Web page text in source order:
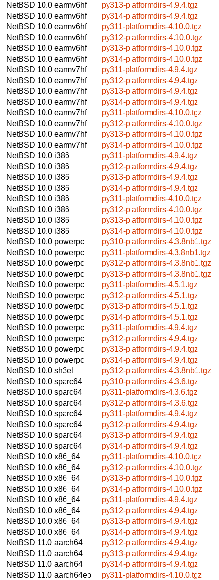
NetBSD 10.0 earmv6hf
py313-platformdirs-4.9.4.tgz
NetBSD 10.0 earmv6hf
py314-platformdirs-4.9.4.tgz
NetBSD 10.0 earmv6hf
py311-platformdirs-4.10.0.tgz
NetBSD 10.0 earmv6hf
py312-platformdirs-4.10.0.tgz
NetBSD 10.0 earmv6hf
py313-platformdirs-4.10.0.tgz
NetBSD 10.0 earmv6hf
py314-platformdirs-4.10.0.tgz
NetBSD 10.0 earmv7hf
py311-platformdirs-4.9.4.tgz
NetBSD 10.0 earmv7hf
py312-platformdirs-4.9.4.tgz
NetBSD 10.0 earmv7hf
py313-platformdirs-4.9.4.tgz
NetBSD 10.0 earmv7hf
py314-platformdirs-4.9.4.tgz
NetBSD 10.0 earmv7hf
py311-platformdirs-4.10.0.tgz
NetBSD 10.0 earmv7hf
py312-platformdirs-4.10.0.tgz
NetBSD 10.0 earmv7hf
py313-platformdirs-4.10.0.tgz
NetBSD 10.0 earmv7hf
py314-platformdirs-4.10.0.tgz
NetBSD 10.0 i386
py311-platformdirs-4.9.4.tgz
NetBSD 10.0 i386
py312-platformdirs-4.9.4.tgz
NetBSD 10.0 i386
py313-platformdirs-4.9.4.tgz
NetBSD 10.0 i386
py314-platformdirs-4.9.4.tgz
NetBSD 10.0 i386
py311-platformdirs-4.10.0.tgz
NetBSD 10.0 i386
py312-platformdirs-4.10.0.tgz
NetBSD 10.0 i386
py313-platformdirs-4.10.0.tgz
NetBSD 10.0 i386
py314-platformdirs-4.10.0.tgz
NetBSD 10.0 powerpc
py310-platformdirs-4.3.8nb1.tgz
NetBSD 10.0 powerpc
py311-platformdirs-4.3.8nb1.tgz
NetBSD 10.0 powerpc
py312-platformdirs-4.3.8nb1.tgz
NetBSD 10.0 powerpc
py313-platformdirs-4.3.8nb1.tgz
NetBSD 10.0 powerpc
py311-platformdirs-4.5.1.tgz
NetBSD 10.0 powerpc
py312-platformdirs-4.5.1.tgz
NetBSD 10.0 powerpc
py313-platformdirs-4.5.1.tgz
NetBSD 10.0 powerpc
py314-platformdirs-4.5.1.tgz
NetBSD 10.0 powerpc
py311-platformdirs-4.9.4.tgz
NetBSD 10.0 powerpc
py312-platformdirs-4.9.4.tgz
NetBSD 10.0 powerpc
py313-platformdirs-4.9.4.tgz
NetBSD 10.0 powerpc
py314-platformdirs-4.9.4.tgz
NetBSD 10.0 sh3el
py312-platformdirs-4.3.8nb1.tgz
NetBSD 10.0 sparc64
py310-platformdirs-4.3.6.tgz
NetBSD 10.0 sparc64
py311-platformdirs-4.3.6.tgz
NetBSD 10.0 sparc64
py312-platformdirs-4.3.6.tgz
NetBSD 10.0 sparc64
py311-platformdirs-4.9.4.tgz
NetBSD 10.0 sparc64
py312-platformdirs-4.9.4.tgz
NetBSD 10.0 sparc64
py313-platformdirs-4.9.4.tgz
NetBSD 10.0 sparc64
py314-platformdirs-4.9.4.tgz
NetBSD 10.0 x86_64
py311-platformdirs-4.10.0.tgz
NetBSD 10.0 x86_64
py312-platformdirs-4.10.0.tgz
NetBSD 10.0 x86_64
py313-platformdirs-4.10.0.tgz
NetBSD 10.0 x86_64
py314-platformdirs-4.10.0.tgz
NetBSD 10.0 x86_64
py311-platformdirs-4.9.4.tgz
NetBSD 10.0 x86_64
py312-platformdirs-4.9.4.tgz
NetBSD 10.0 x86_64
py313-platformdirs-4.9.4.tgz
NetBSD 10.0 x86_64
py314-platformdirs-4.9.4.tgz
NetBSD 11.0 aarch64
py312-platformdirs-4.9.4.tgz
NetBSD 11.0 aarch64
py313-platformdirs-4.9.4.tgz
NetBSD 11.0 aarch64
py314-platformdirs-4.9.4.tgz
NetBSD 11.0 aarch64eb py311-platformdirs-4.10.0.tgz